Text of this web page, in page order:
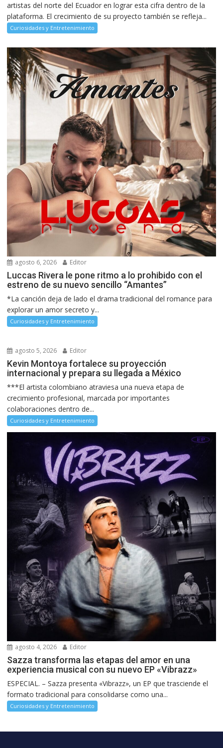
artistas del norte del Ecuador en lograr esta cifra dentro de la
plataforma. El crecimiento de su proyecto también se refleja...
Curiosidades y Entretenimiento
agosto 6, 2026 Editor
Luccas Rivera le pone ritmo a lo prohibido con el
estreno de su nuevo sencillo “Amantes”
*La canción deja de lado el drama tradicional del romance para
explorar un amor secreto y...
Curiosidades y Entretenimiento
agosto 5, 2026 Editor
Kevin Montoya fortalece su proyección
internacional y prepara su llegada a México
***El artista colombiano atraviesa una nueva etapa de
crecimiento profesional, marcada por importantes
colaboraciones dentro de...
Curiosidades y Entretenimiento
agosto 4, 2026 Editor
Sazza transforma las etapas del amor en una
experiencia musical con su nuevo EP «Vibrazz»
ESPECIAL. – Sazza presenta «Vibrazz», un EP que trasciende el
formato tradicional para consolidarse como una...
Curiosidades y Entretenimiento